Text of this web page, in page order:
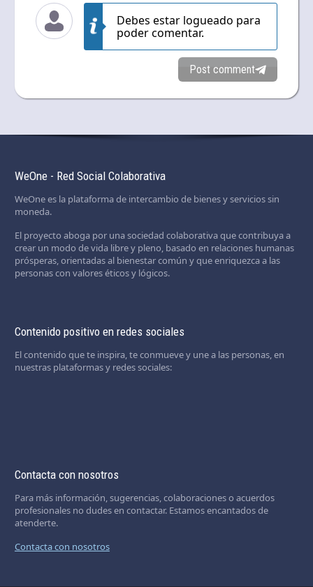
Debes estar logueado para
poder comentar.
Post comment
WeOne - Red Social Colaborativa
WeOne es la plataforma de intercambio de bienes y servicios sin
moneda.
El proyecto aboga por una sociedad colaborativa que contribuya a
crear un modo de vida libre y pleno, basado en relaciones humanas
prósperas, orientadas al bienestar común y que enriquezca a las
personas con valores éticos y lógicos.
Contenido positivo en redes sociales
El contenido que te inspira, te conmueve y une a las personas, en
nuestras plataformas y redes sociales:
Contacta con nosotros
Para más información, sugerencias, colaboraciones o acuerdos
profesionales no dudes en contactar. Estamos encantados de
atenderte.
Contacta con nosotros